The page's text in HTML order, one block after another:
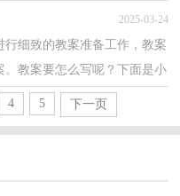
些什么特...
2025-03-24
细致的教案准备工作，教案
教案要怎么写呢？下面是小
家分享。有关安...
4 5
下一页